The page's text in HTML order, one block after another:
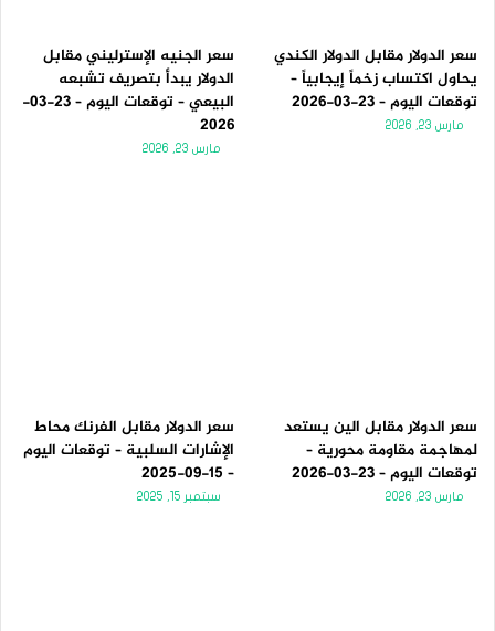
سعر الدولار مقابل الدولار الكندي
يحاول اكتساب زخماً إيجابياً –
توقعات اليوم – 23-03-2026
مارس 23, 2026
سعر الجنيه الإسترليني مقابل
الدولار يبدأ بتصريف تشبعه
البيعي – توقعات اليوم – 23-03-
2026
مارس 23, 2026
سعر الدولار مقابل الين يستعد
لمهاجمة مقاومة محورية –
توقعات اليوم – 23-03-2026
مارس 23, 2026
سعر الدولار مقابل الفرنك محاط
الإشارات السلبية – توقعات اليوم
– 15-09-2025
سبتمبر 15, 2025